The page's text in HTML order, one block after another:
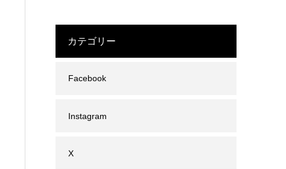
カテゴリー
Facebook
Instagram
X